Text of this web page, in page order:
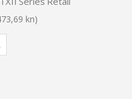
kn)